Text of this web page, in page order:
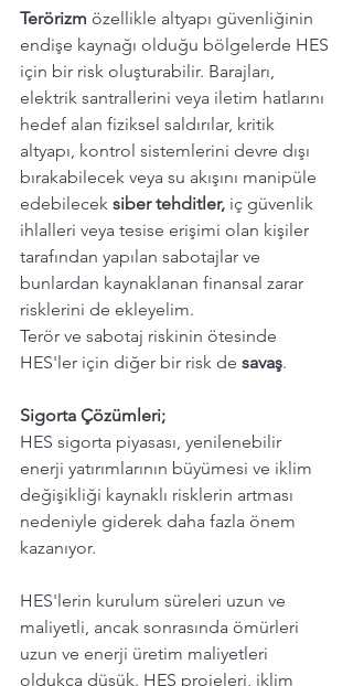
Terörizm özellikle altyapı güvenliğinin
endişe kaynağı olduğu bölgelerde HES
için bir risk oluşturabilir. Barajları,
elektrik santrallerini veya iletim hatlarını
hedef alan fiziksel saldırılar, kritik
altyapı, kontrol sistemlerini devre dışı
bırakabilecek veya su akışını manipüle
edebilecek siber tehditler, iç güvenlik
ihlalleri veya tesise erişimi olan kişiler
tarafından yapılan sabotajlar ve
bunlardan kaynaklanan finansal zarar
risklerini de ekleyelim.
Terör ve sabotaj riskinin ötesinde
HES'ler için diğer bir risk de savaş.
Sigorta Çözümleri;
HES sigorta piyasası, yenilenebilir
enerji yatırımlarının büyümesi ve iklim
değişikliği kaynaklı risklerin artması
nedeniyle giderek daha fazla önem
kazanıyor.
HES'lerin kurulum süreleri uzun ve
maliyetli, ancak sonrasında ömürleri
uzun ve enerji üretim maliyetleri
oldukça düşük. HES projeleri, iklim